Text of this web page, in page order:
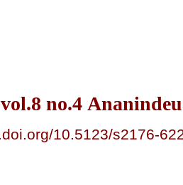
no.4
10.5123/s2176-